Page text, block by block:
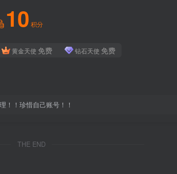
10 积分
黄金天使 免费 钻石天使 免费
！！珍惜自己账号！！
THE END